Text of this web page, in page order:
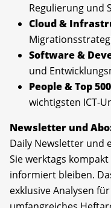
Regulierung und
Cloud &
Software &
und
People & Top
wichtigsten ICT-
Newsletter und
Daily Newsletter und
Sie werktags
informiert bleiben.
exklusive Analysen